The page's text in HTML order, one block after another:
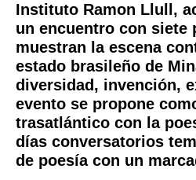
Instituto Ramon Llull,
un encuentro con siete
muestran la escena
estado brasileño de
diversidad, invención,
evento se propone
trasatlántico con la
días conversatorios
de poesía con un